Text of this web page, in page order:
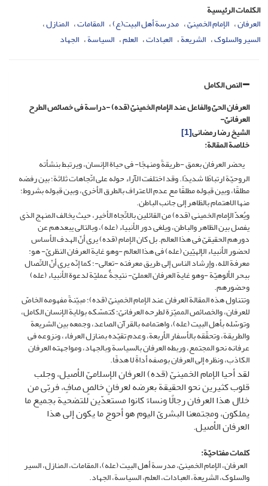
الكلمات الرئيسية
العرفان الإمام الخمینیّ مدرسة أهل البیت(ع) المقامات المنازل
السیر والسلوک الشریعة العبادات العلم السیاسة الجهاد
النص الكامل
العرفان الحیّ والفاعل عند الإمام الخمینیّ (قده) -دراسة فی خصائص الطرح
العرفانیّ-
الشیخ رضا رمضانی[1]
خلاصة المقالة:
یحضر العرفان بعمق -طریقةً ومنهجًا- فی حیاة الإنسان، ویرتبط بنشأته
الروحیّة ارتباطًا شدیدًا. وقد اختلفت الآراء حوله على اتّجاهات ثلاثة؛ بین رفضه
مطلقًا، وبین قبوله مطلقًا مع عدم الاعتراف بالطرق الأخرى، وبین قبوله بشروط؛
منها الاهتمام بالظاهر إلى جانب الباطن.
ویُعدّ الإمام الخمینی (قده) من القائلین بالاتّجاه الأخیر، حیث یخالف المنهج الذی
یفصل بین الظاهر والباطن، ویلغی دور الأنبیاء (عله)، وبالتالی یبعدهم عن
دورهم الحقیقیّ فی هذا العالم. بل کان الإمام (قده) یرى أنّ الهدف الأساس
لحضور الأنبیاء الإلهیّین (عله) فی هذا العالم -وهو غایة العرفان النظریّ- هو:
معرفة الله، وإرشاد الناس إلى طریق معرفته -تعالى-؛ کما إنّه یرى أنّ الاتّصال
ببحر الألوهیّة -وهو غایة العرفان العملیّ- نتیجةٌ عملیّة لدعوة الأنبیاء (عله)
وحضورهم.
وتتناول هذه المقالة العرفان عند الإمام الخمینیّ (قده)؛ مبیّنةً مفهومه الخاصّ
للعرفان، والخصائص الممیّزة لطرحه العرفانیّ؛ کتمسّکه بولایة الإنسان الکامل،
وتوسّله بأهل البیت (عله)، واهتمامه بالقرآن الصاعد، وجمعه بین الشریعة
والطریقة، وتحقّقه بالأسفار الأربعة، وعدم تقیّده بمنازل العرفاء، ونزوعه فی
عرفانه نحو المجتمع، وربطه العرفان بالسیاسة وبالجهاد، ومواجهته العرفان
الکاذب، ونظره إلى العرفان بوصفه أداةً لا هدفًا.
لقد أحیا الإمام الخمینیّ (قده) العرفان الإسلامیّ الأصیل، وجلب
قلوب کثیرین نحو الحقیقة بعرضه لعرفانٍ خالصٍ صافٍ، فربّى من
خلال هذا العرفان رجالًا ونساءً کانوا مستعدّین للتضحیة بجمیع ما
یملکون، ومجتمعنا البشریّ الیوم هو أحوج ما یکون إلى هذا
العرفان الأصیل.
کلمات مفتاحیّة:
العرفان، الإمام الخمینیّ، مدرسة أهل البیت (عله)، المقامات، المنازل، السیر
والسلوک، الشریعة، العبادات، العلم، السیاسة، الجهاد.